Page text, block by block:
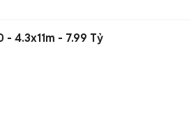
- 4.3x11m - 7.99 Tỷ